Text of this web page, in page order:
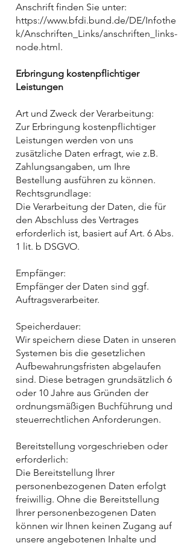
Anschrift finden Sie unter:
https://www.bfdi.bund.de/DE/Infothe
k/Anschriften_Links/anschriften_links-
node.html.
Erbringung kostenpflichtiger
Leistungen
Art und Zweck der Verarbeitung:
Zur Erbringung kostenpflichtiger
Leistungen werden von uns
zusätzliche Daten erfragt, wie z.B.
Zahlungsangaben, um Ihre
Bestellung ausführen zu können.
Rechtsgrundlage:
Die Verarbeitung der Daten, die für
den Abschluss des Vertrages
erforderlich ist, basiert auf Art. 6 Abs.
1 lit. b DSGVO.
Empfänger:
Empfänger der Daten sind ggf.
Auftragsverarbeiter.
Speicherdauer:
Wir speichern diese Daten in unseren
Systemen bis die gesetzlichen
Aufbewahrungsfristen abgelaufen
sind. Diese betragen grundsätzlich 6
oder 10 Jahre aus Gründen der
ordnungsmäßigen Buchführung und
steuerrechtlichen Anforderungen.
Bereitstellung vorgeschrieben oder
erforderlich:
Die Bereitstellung Ihrer
personenbezogenen Daten erfolgt
freiwillig. Ohne die Bereitstellung
Ihrer personenbezogenen Daten
können wir Ihnen keinen Zugang auf
unsere angebotenen Inhalte und